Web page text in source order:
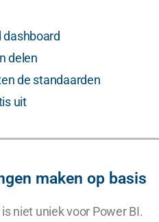
dashboard
delen
de standaarden
uit
maken op basis
niet uniek voor Power BI.